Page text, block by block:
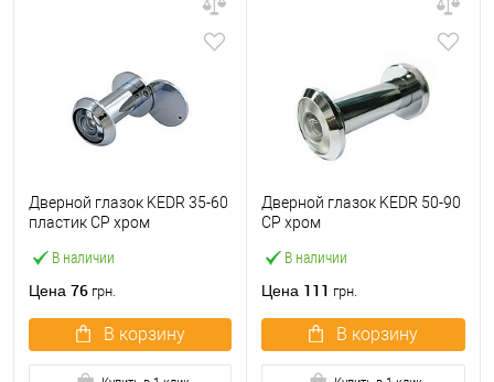
В наличии
Дверной глазок KEDR 35-60
пластик СP хром
Цена 76 грн.
В корзину
В наличии
Дверной глазок KEDR 50-90
СP хром
Цена 111 грн.
В корзину